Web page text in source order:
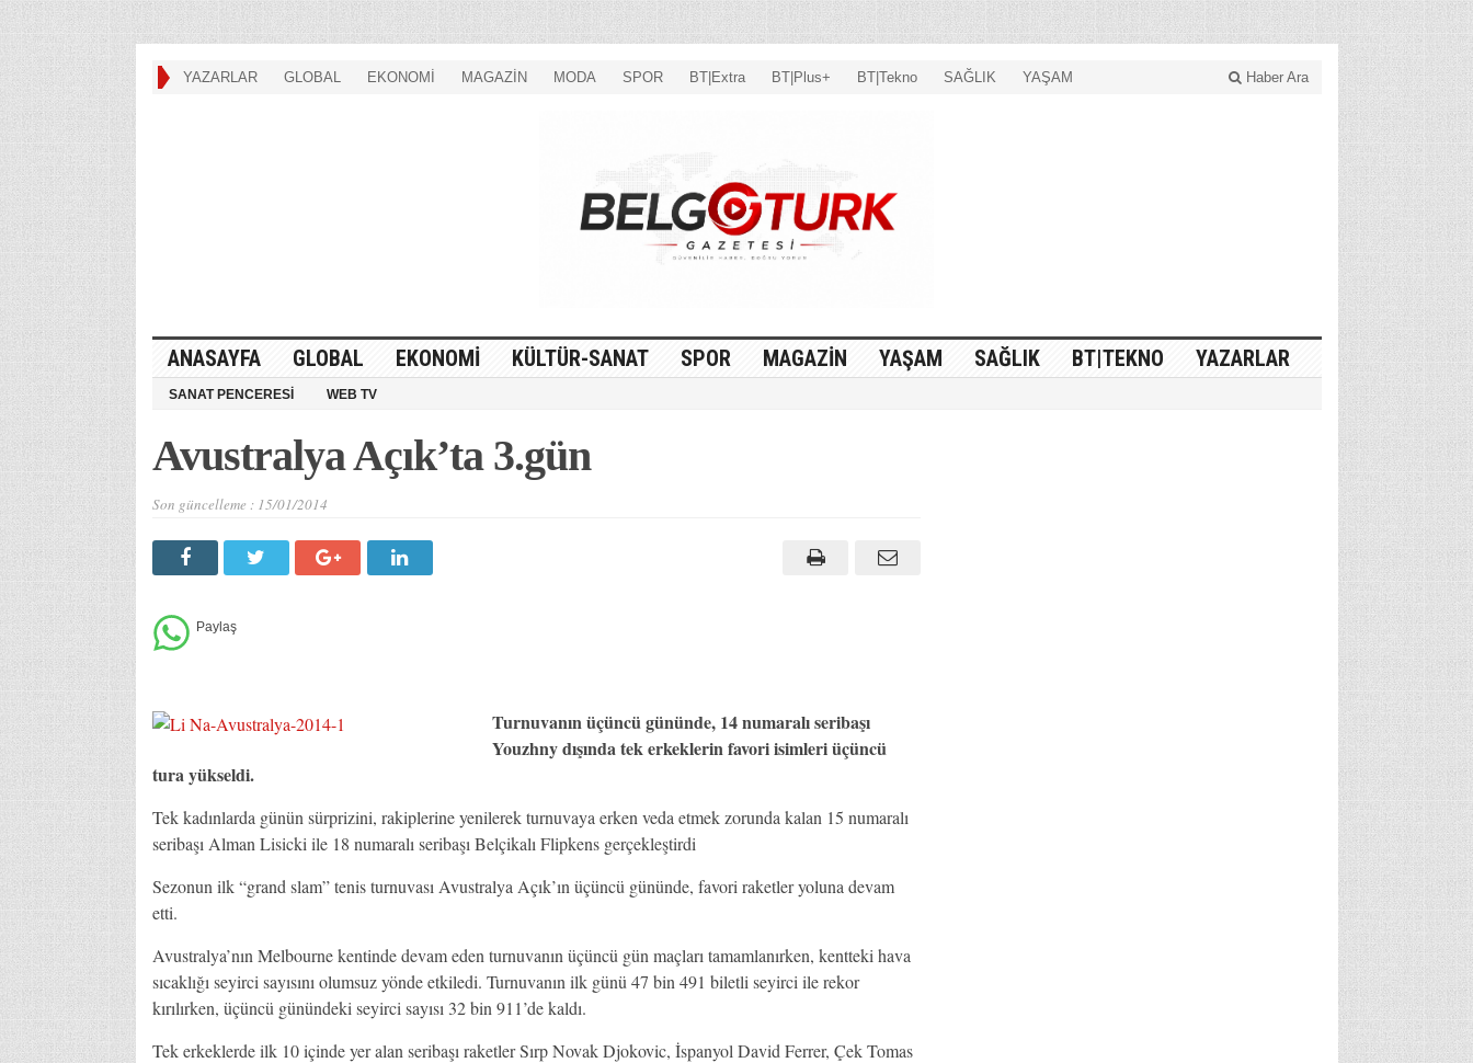
YAZARLAR GLOBAL EKONOMİ MAGAZİN MODA SPOR BT|Extra BT|Plus+ BT|Tekno SAĞLIK YAŞAM Haber Ara
ANASAYFA GLOBAL EKONOMİ KÜLTÜR-SANAT SPOR MAGAZİN YAŞAM SAĞLIK BT|TEKNO YAZARLAR
SANAT PENCERESİ WEB TV
Avustralya Açık’ta 3.gün
Son güncelleme : 15/01/2014
Turnuvanın üçüncü gününde, 14 numaralı seribaşı
Youzhny dışında tek erkeklerin favori isimleri üçüncü
tura yükseldi.
Tek kadınlarda günün sürprizini, rakiplerine yenilerek turnuvaya erken veda etmek zorunda kalan 15 numaralı
seribaşı Alman Lisicki ile 18 numaralı seribaşı Belçikalı Flipkens gerçekleştirdi
Sezonun ilk “grand slam” tenis turnuvası Avustralya Açık’ın üçüncü gününde, favori raketler yoluna devam
etti.
Avustralya’nın Melbourne kentinde devam eden turnuvanın üçüncü gün maçları tamamlanırken, kentteki hava
sıcaklığı seyirci sayısını olumsuz yönde etkiledi. Turnuvanın ilk günü 47 bin 491 biletli seyirci ile rekor
kırılırken, üçüncü günündeki seyirci sayısı 32 bin 911’de kaldı.
Tek erkeklerde ilk 10 içinde yer alan seribaşı raketler Sırp Novak Djokovic, İspanyol David Ferrer, Çek Tomas